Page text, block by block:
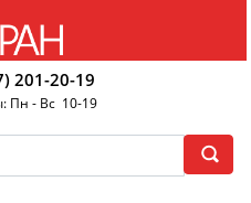
201-20-19
Пн - Вс 10-19